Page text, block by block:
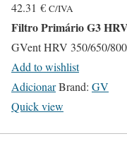
42.31 € C/IVA
Filtro Primário G3 HRV
GVent HRV 350/650/
Add to wishlist
AdicionarBrand: GV
Quick view